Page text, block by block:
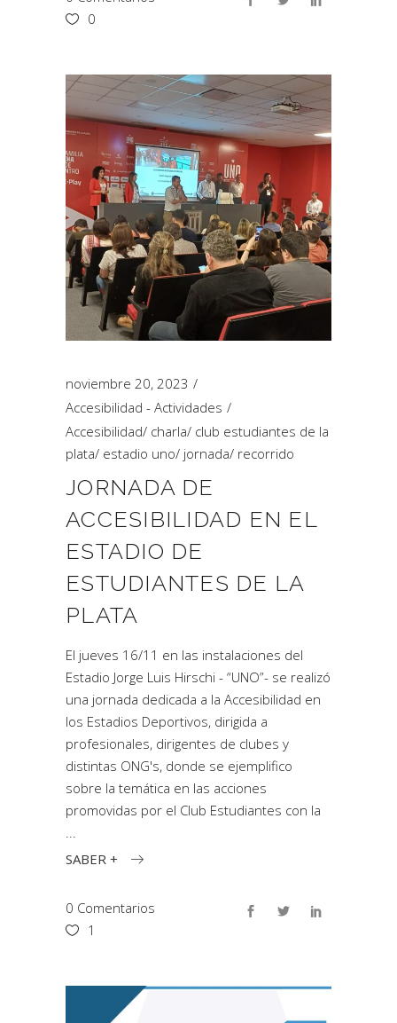
0
noviembre 20, 2023
Accesibilidad - Actividades
Accesibilidad/ charla/ club estudiantes de la
plata/ estadio uno/ jornada/ recorrido
JORNADA DE
ACCESIBILIDAD EN EL
ESTADIO DE
ESTUDIANTES DE LA
PLATA
El jueves 16/11 en las instalaciones del
Estadio Jorge Luis Hirschi - “UNO”- se realizó
una jornada dedicada a la Accesibilidad en
los Estadios Deportivos, dirigida a
profesionales, dirigentes de clubes y
distintas ONG's, donde se ejemplifico
sobre la temática en las acciones
promovidas por el Club Estudiantes con la
SABER +
0 Comentarios
1